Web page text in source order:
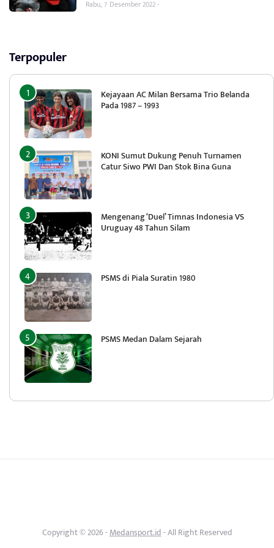
Rabu, 7 Desember 2022 -
Terpopuler
Kejayaan AC Milan Bersama Trio Belanda
Pada 1987 – 1993
KONI Sumut Dukung Penuh Turnamen
Catur Siwo PWI Dan Stok Bina Guna
Mengenang ‘Duel’ Timnas Indonesia VS
Uruguay 48 Tahun Silam
PSMS di Piala Suratin 1980
PSMS Medan Dalam Sejarah
Copyright © 2026 -Medansport.id- All Right Reserved